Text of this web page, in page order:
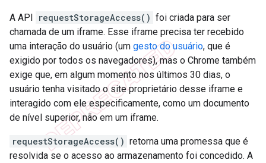
A API requestStorageAccess() foi criada para ser
chamada de um iframe. Esse iframe precisa ter recebido
uma interação do usuário (um gesto do usuário, que é
exigido por todos os navegadores), mas o Chrome também
exige que, em algum momento nos últimos 30 dias, o
usuário tenha visitado o site proprietário desse iframe e
interagido com ele especificamente, como um documento
de nível superior, não em um iframe.
requestStorageAccess() retorna uma promessa que é
resolvida se o acesso ao armazenamento foi concedido. A